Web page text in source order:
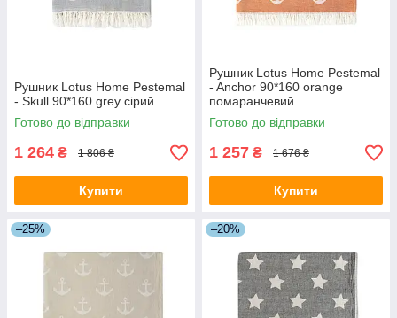
Рушник Lotus Home Pestemal
- Skull 90*160 grey сірий
Готово до відправки
1 264 ₴ 1 806 ₴
Купити
Рушник Lotus Home Pestemal
- Anchor 90*160 orange
помаранчевий
Готово до відправки
1 257 ₴ 1 676 ₴
Купити
–25% –20%